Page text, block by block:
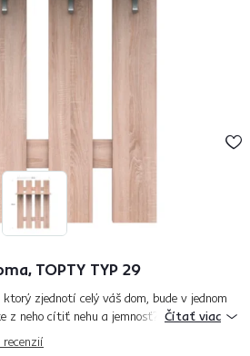
TOPTY TYP 29
recenzií
zjednotí celý váš dom, bude v jednom
z neho cítiť nehu a jemnosť? Takéto
Ako napríklad TOPTY, z ktoré...
Čítať viac